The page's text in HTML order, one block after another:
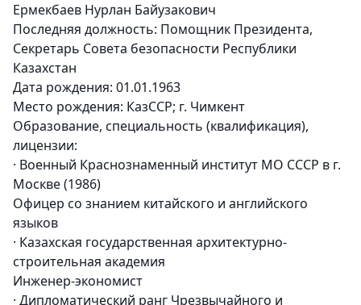
Ермекбаев Нурлан Байузакович
Последняя должность: Помощник Президента,
Секретарь Совета безопасности Республики
Казахстан
Дата рождения: 01.01.1963
Место рождения: КазССР; г. Чимкент
Образование, специальность (квалификация),
лицензии:
· Военный Краснознаменный институт МО СССР в г.
Москве (1986)
Офицер со знанием китайского и английского
языков
· Казахская государственная архитектурно-
строительная академия
Инженер-экономист
· Дипломатический ранг Чрезвычайного и